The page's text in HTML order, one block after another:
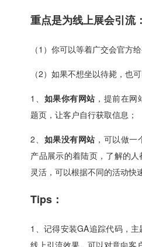
重点是为线上展会引流：
（1）你可以等着广交会官方
（2）如果不想坐以待毙，也
1、 如果你有网站 ，提前在
题页，让客户自行获取信息；
2、 如果没有网站 ，可以做
产品展示的着陆页，了解的
灵活，可以根据不同的活动快
Tips：
1、记得安装GA追踪代码，